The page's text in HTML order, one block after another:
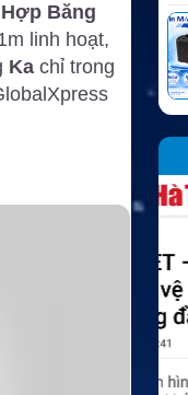
Băng
linh hoạt,
Kachỉ trong